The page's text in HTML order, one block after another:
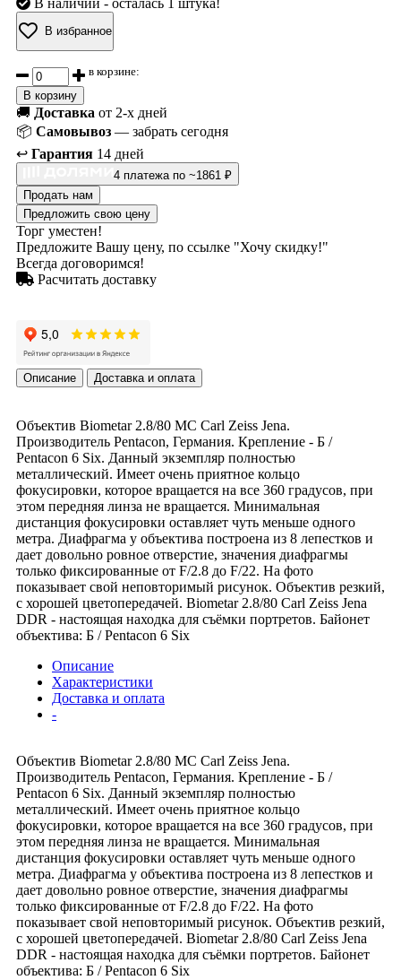
В избранное
в корзине:
В корзину
🚚 Доставка от 2-х дней
📦 Самовывоз — забрать сегодня
↩️ Гарантия 14 дней
4 платежа по ~1861 ₽
Продать нам
Предложить свою цену
Торг уместен!
Предложите Вашу цену, по ссылке "Хочу скидку!"
Всегда договоримся!
Расчитать доставку
Описание Доставка и оплата
Объектив Biometar 2.8/80 MC Carl Zeiss Jena.
Производитель Pentacon, Германия. Крепление - Б /
Pentacon 6 Six. Данный экземпляр полностью
металлический. Имеет очень приятное кольцо
фокусировки, которое вращается на все 360 градусов, при
этом передняя линза не вращается. Минимальная
дистанция фокусировки оставляет чуть меньше одного
метра. Диафрагма у объектива построена из 8 лепестков и
дает довольно ровное отверстие, значения диафрагмы
только фиксированные от F/2.8 до F/22. На фото
показывает свой неповторимый рисунок. Объектив резкий,
с хорошей цветопередачей. Biometar 2.8/80 Carl Zeiss Jena
DDR - настоящая находка для съёмки портретов. Байонет
объектива: Б / Pentacon 6 Six
Описание
Характеристики
Доставка и оплата
-
Объектив Biometar 2.8/80 MC Carl Zeiss Jena.
Производитель Pentacon, Германия. Крепление - Б /
Pentacon 6 Six. Данный экземпляр полностью
металлический. Имеет очень приятное кольцо
фокусировки, которое вращается на все 360 градусов, при
этом передняя линза не вращается. Минимальная
дистанция фокусировки оставляет чуть меньше одного
метра. Диафрагма у объектива построена из 8 лепестков и
дает довольно ровное отверстие, значения диафрагмы
только фиксированные от F/2.8 до F/22. На фото
показывает свой неповторимый рисунок. Объектив резкий,
с хорошей цветопередачей. Biometar 2.8/80 Carl Zeiss Jena
DDR - настоящая находка для съёмки портретов. Байонет
объектива: Б / Pentacon 6 Six